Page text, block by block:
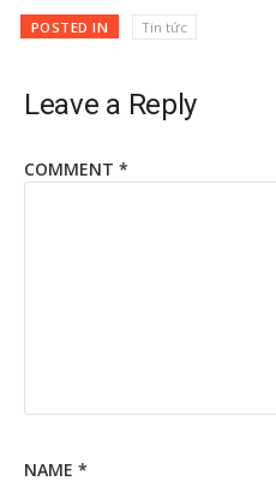
POSTED IN Tin tức
Leave a Reply
COMMENT *
NAME *